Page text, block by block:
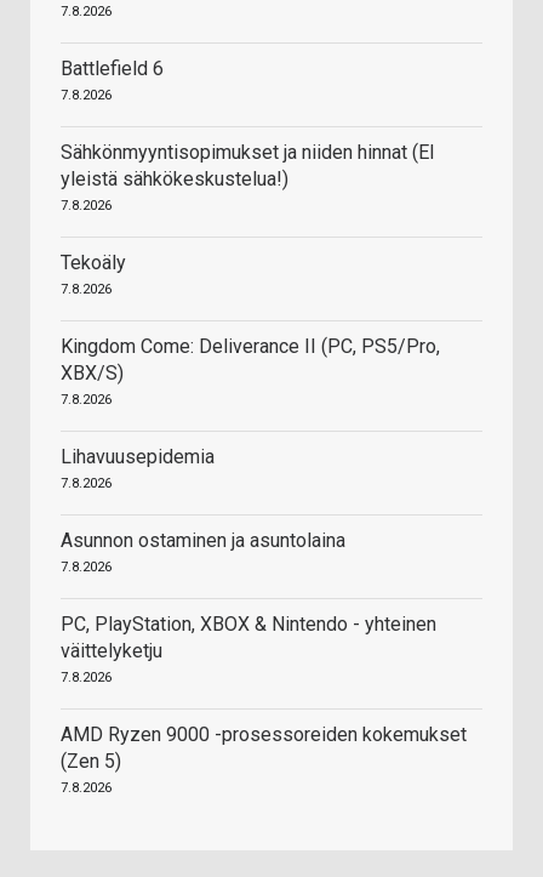
7.8.2026
Battlefield 6
7.8.2026
Sähkönmyyntisopimukset ja niiden hinnat (EI
yleistä sähkökeskustelua!)
7.8.2026
Tekoäly
7.8.2026
Kingdom Come: Deliverance II (PC, PS5/Pro,
XBX/S)
7.8.2026
Lihavuusepidemia
7.8.2026
Asunnon ostaminen ja asuntolaina
7.8.2026
PC, PlayStation, XBOX & Nintendo - yhteinen
väittelyketju
7.8.2026
AMD Ryzen 9000 -prosessoreiden kokemukset
(Zen 5)
7.8.2026